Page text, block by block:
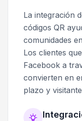
La integración
códigos QR
comunidades
Los clientes
Facebook a
convierten en
plazo y